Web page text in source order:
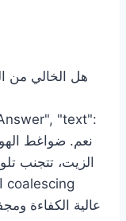
"text":
الزيت، تتجنب
عالية الكفاءة